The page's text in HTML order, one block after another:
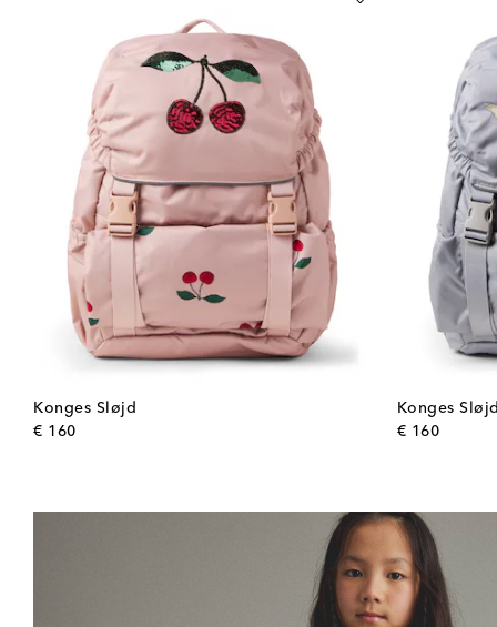
Konges Sløjd
€ 160original price
Konges
€ 160